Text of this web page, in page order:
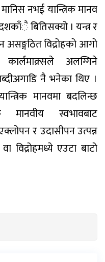
नभई यान्त्रिक मानव
बितिसक्यो । यन्त्र र
असङ्गठित विद्रोहको आगो
अलग्गिने
नै भनेका थिए ।
मानवमा बदलिन्छ
मानवीय स्वभावबाट
र उदासीपन उत्पन्न
विद्रोहमध्ये एउटा बाटो